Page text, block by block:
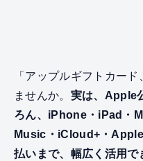
「アップルギフトカー
ませんか。 実は、Apple
ろん、iPhone・iPad・
Music・iCloud+・
払いまで、幅広く活用で